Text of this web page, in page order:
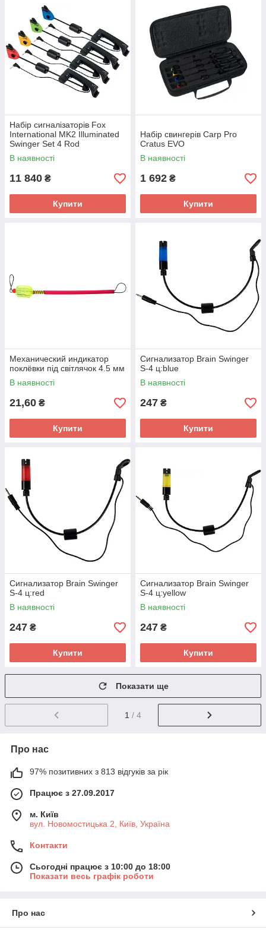
Набір сигналізаторів Fox
International MK2 Illuminated
Swinger Set 4 Rod
В наявності
11 840 ₴
Купити
Набір свингерів Carp Pro
Cratus EVO
В наявності
1 692 ₴
Купити
Механический индикатор
поклёвки під світлячок 4.5 мм
В наявності
21,60 ₴
Купити
Сигнализатор Brain Swinger
S-4 ц:blue
В наявності
247 ₴
Купити
Сигнализатор Brain Swinger
S-4 ц:red
В наявності
247 ₴
Купити
Сигнализатор Brain Swinger
S-4 ц:yellow
В наявності
247 ₴
Купити
Показати ще
1 / 4
Про нас
97% позитивних з 813 відгуків за рік
Працює з 27.09.2017
м. Київ
вул. Новомостицька 2, Київ, Україна
Контакти
Сьогодні працює з 10:00 до 18:00
Показати весь графік роботи
Про нас